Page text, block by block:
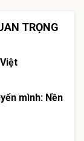
TRỌNG
mình: Nền